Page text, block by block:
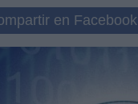
en Facebook